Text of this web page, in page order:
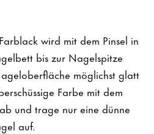
wird mit dem Pinsel in
bis zur Nagelspitze
möglichst glatt
Farbe mit dem
und trage nur eine dünne
auf.